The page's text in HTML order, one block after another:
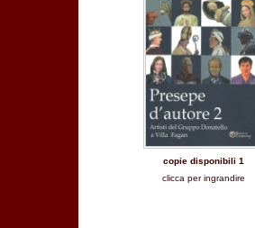
copie disponibili 1
clicca per ingrandire